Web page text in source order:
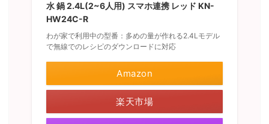
水 鍋 2.4L(2~6人用) スマホ連携 レッド KN-
HW24C-R
わが家で利用中の型番：多めの量が作れる2.4Lモデル
で無線でのレシピのダウンロードに対応
Amazon
楽天市場